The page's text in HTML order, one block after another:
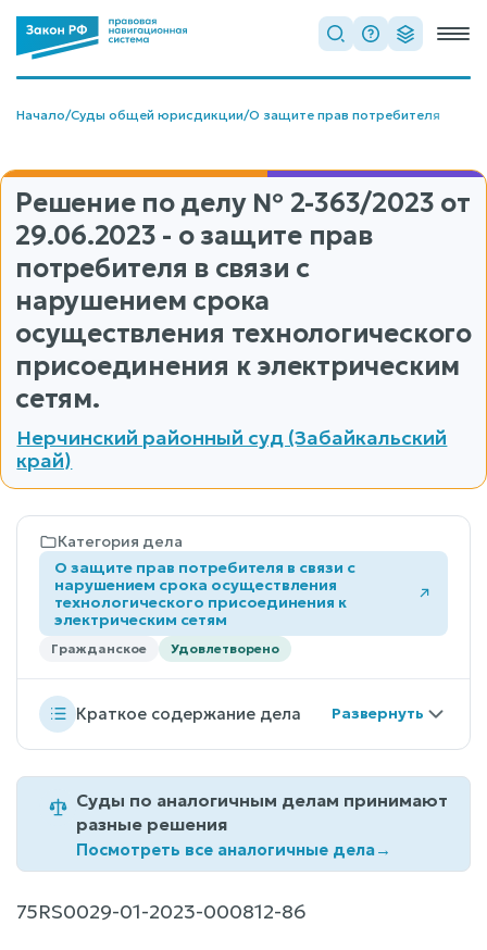
Начало/Суды общей юрисдикции/О защите прав потребителя
Решение по делу № 2-363/2023 от
29.06.2023 - о защите прав
потребителя в связи с
нарушением срока
осуществления технологического
присоединения к электрическим
сетям.
Нерчинский районный суд (Забайкальский
край)
Категория дела
О защите прав потребителя в связи с
нарушением срока осуществления
технологического присоединения к
электрическим сетям
Гражданское Удовлетворено
Краткое содержание дела
Суды по аналогичным делам принимают
разные решения
Посмотреть все аналогичные дела→
75RS0029-01-2023-000812-86